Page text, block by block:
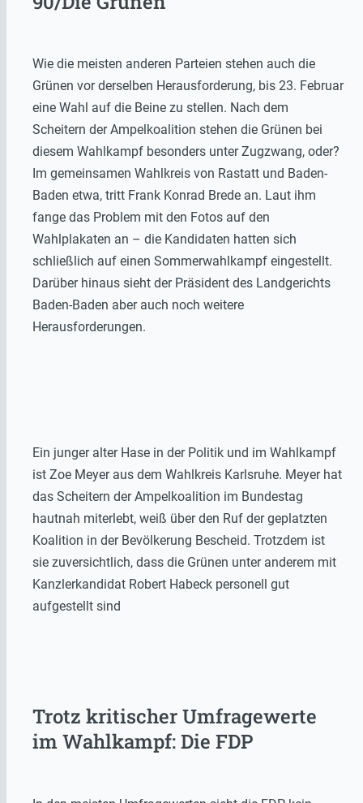
Wie die meisten anderen Parteien stehen auch die
Grünen vor derselben Herausforderung, bis 23. Februar
eine Wahl auf die Beine zu stellen. Nach dem
Scheitern der Ampelkoalition stehen die Grünen bei
diesem Wahlkampf besonders unter Zugzwang, oder?
Im gemeinsamen Wahlkreis von Rastatt und Baden-
Baden etwa, tritt Frank Konrad Brede an. Laut ihm
fange das Problem mit den Fotos auf den
Wahlplakaten an – die Kandidaten hatten sich
schließlich auf einen Sommerwahlkampf eingestellt.
Darüber hinaus sieht der Präsident des Landgerichts
Baden-Baden aber auch noch weitere
Herausforderungen.
Ein junger alter Hase in der Politik und im Wahlkampf
ist Zoe Meyer aus dem Wahlkreis Karlsruhe. Meyer hat
das Scheitern der Ampelkoalition im Bundestag
hautnah miterlebt, weiß über den Ruf der geplatzten
Koalition in der Bevölkerung Bescheid. Trotzdem ist
sie zuversichtlich, dass die Grünen unter anderem mit
Kanzlerkandidat Robert Habeck personell gut
aufgestellt sind
Trotz kritischer Umfragewerte
im Wahlkampf: Die FDP